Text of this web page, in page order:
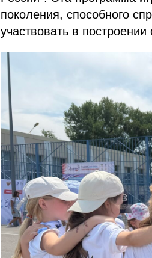
поколения, способного
участвовать в